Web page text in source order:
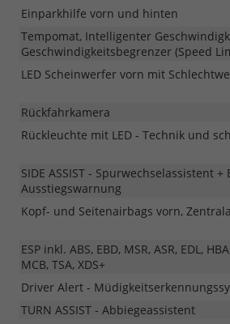
Einparkhilfe vorn und hinten
Tempomat, Intelligenter
Geschwindigkeitsbegrenzer (Speed
LED Scheinwerfer vorn mit
Rückfahrkamera
Rückleuchte mit LED - Technik und
SIDE ASSIST - Spurwechselassistent
Ausstiegswarnung
Kopf- und Seitenairbags vorn,
ESP inkl. ABS, EBD, MSR, ASR, EDL,
MCB, TSA, XDS+
Driver Alert -
TURN ASSIST - Abbiegeassistent